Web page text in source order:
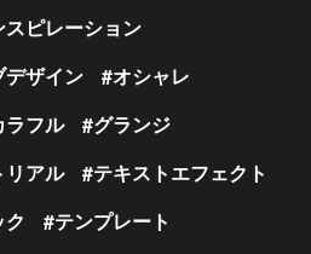
スピレーション
デザイン
オシャレ
ラフル
グランジ
リアル
テキストエフェクト
テンプレート